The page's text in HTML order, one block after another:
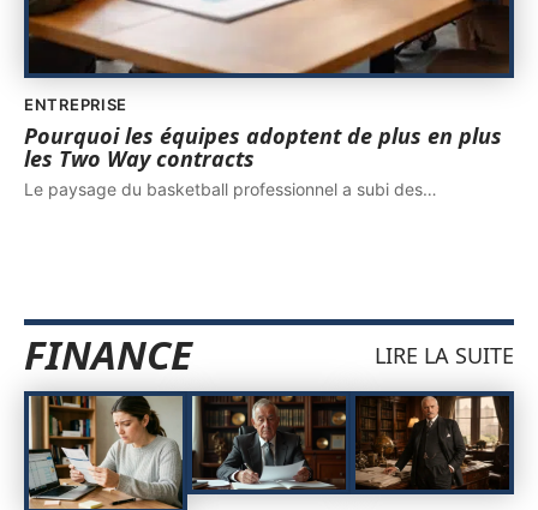
ENTREPRISE
Pourquoi les équipes adoptent de plus en plus
les Two Way contracts
Le paysage du basketball professionnel a subi des…
FINANCE LIRE LA SUITE